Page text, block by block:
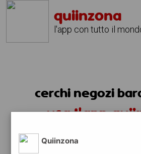
quiinzona
l'app con tutto il
cerchi negozi
usa l'app
Quiinzona